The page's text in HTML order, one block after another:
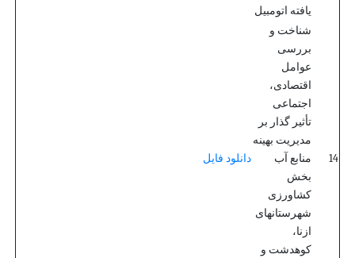
یافته اتومبیل
14
شناخت و
بررسی
عوامل
اقتصادی،
اجتماعی
تأثیر گذار بر
مدیریت بهینه
منابع آب
بخش
کشاورزی
شهرستانهای
ازنا،
کوهدشت و
دانلود فایل